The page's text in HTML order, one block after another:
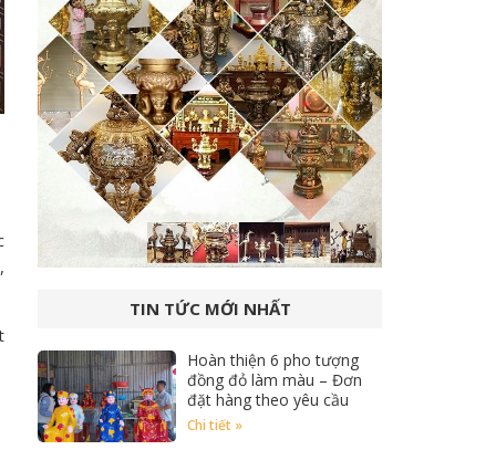
TIN TỨC MỚI NHẤT
Hoàn thiện 6 pho tượng
đồng đỏ làm màu – Đơn
đặt hàng theo yêu cầu
Chi tiết »